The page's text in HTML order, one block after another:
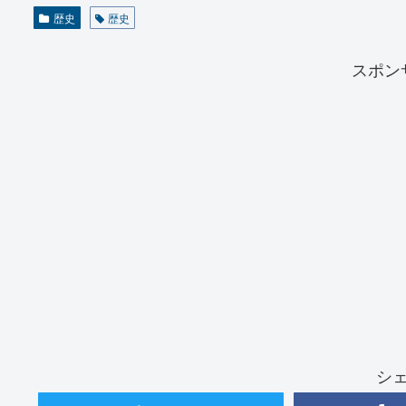
歴史 歴史
スポン
シ